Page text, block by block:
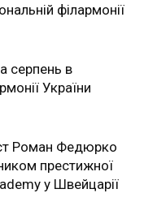
філармонії
серпень в
України
Роман Федюрко
престижної
у Швейцарії